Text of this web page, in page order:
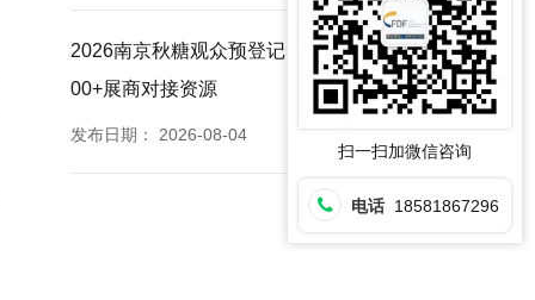
2026南京秋糖观众预登记免票福利提前登记锁定35
00+展商对接资源
发布日期： 2026-08-04
扫一扫加微信咨询
电话 18581867296